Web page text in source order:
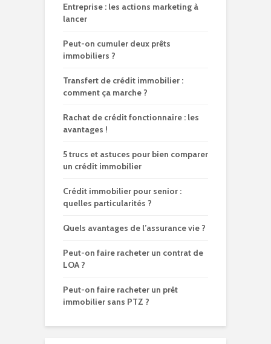
Entreprise : les actions marketing à
lancer
Peut-on cumuler deux prêts
immobiliers ?
Transfert de crédit immobilier :
comment ça marche ?
Rachat de crédit fonctionnaire : les
avantages !
5 trucs et astuces pour bien comparer
un crédit immobilier
Crédit immobilier pour senior :
quelles particularités ?
Quels avantages de l’assurance vie ?
Peut-on faire racheter un contrat de
LOA ?
Peut-on faire racheter un prêt
immobilier sans PTZ ?